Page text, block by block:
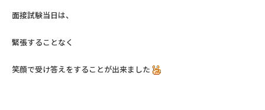
面接試験当日は、
緊張することなく
笑顔で受け答えをすることが出来ました